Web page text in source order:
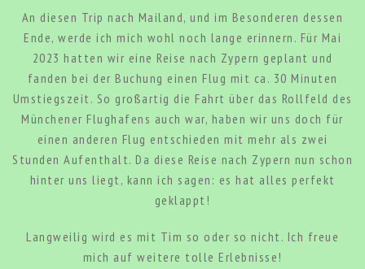
An diesen Trip nach Mailand, und im Besonderen dessen
Ende, werde ich mich wohl noch lange erinnern. Für Mai
2023 hatten wir eine Reise nach Zypern geplant und
fanden bei der Buchung einen Flug mit ca. 30 Minuten
Umstiegszeit. So großartig die Fahrt über das Rollfeld des
Münchener Flughafens auch war, haben wir uns doch für
einen anderen Flug entschieden mit mehr als zwei
Stunden Aufenthalt. Da diese Reise nach Zypern nun schon
hinter uns liegt, kann ich sagen: es hat alles perfekt
geklappt!
Langweilig wird es mit Tim so oder so nicht. Ich freue
mich auf weitere tolle Erlebnisse!